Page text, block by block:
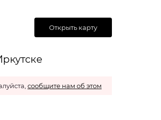
Открыть карту
сообщите нам об этом